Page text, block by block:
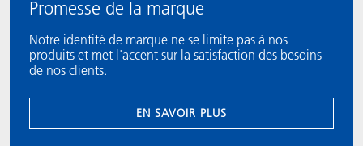
Promesse de la marque
Notre identité de marque ne se limite pas à nos
produits et met l'accent sur la satisfaction des besoins
de nos clients.
EN SAVOIR PLUS